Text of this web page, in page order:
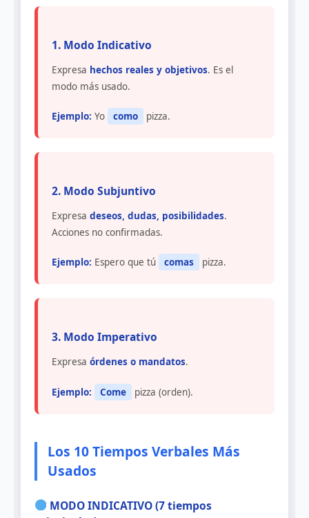
1. Modo Indicativo
Expresa hechos reales y objetivos. Es el
modo más usado.
Ejemplo: Yo como pizza.
2. Modo Subjuntivo
Expresa deseos, dudas, posibilidades.
Acciones no confirmadas.
Ejemplo: Espero que tú comas pizza.
3. Modo Imperativo
Expresa órdenes o mandatos.
Ejemplo: Come pizza (orden).
Los 10 Tiempos Verbales Más
Usados
MODO INDICATIVO (7 tiempos